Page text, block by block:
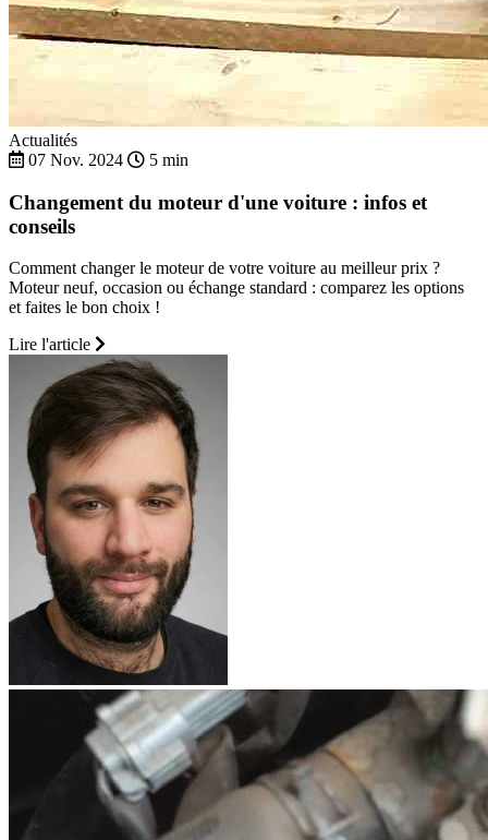
Actualités
07 Nov. 2024
5 min
Changement du moteur d'une voiture : infos et
conseils
Comment changer le moteur de votre voiture au meilleur prix ?
Moteur neuf, occasion ou échange standard : comparez les options
et faites le bon choix !
Lire l'article